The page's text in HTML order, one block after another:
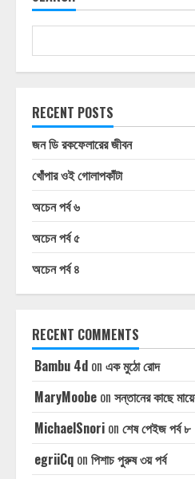
RECENT POSTS
জন ডি রকফেলারের জীবন
খোঁপার ওই গোলাপকাঁটা
অচেন পর্ব ৬
অচেন পর্ব ৫
অচেন পর্ব ৪
RECENT COMMENTS
Bambu 4d on এক মুঠো রোদ
MaryMoobe on সন্তানের কাছে
MichaelSnori on শেষ পেইজ পর্ব ৮
egriiCq on পিশাচ পুরুষ ৩য় পর্ব